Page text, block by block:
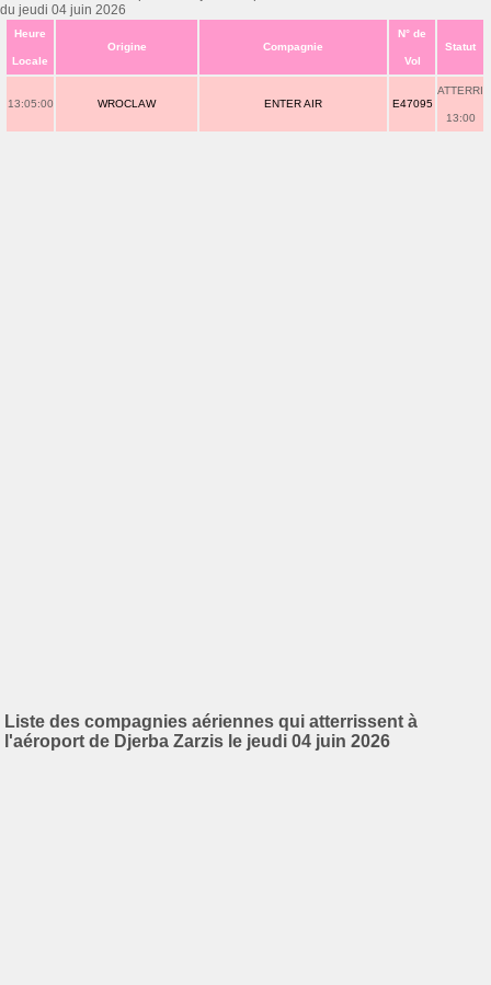
du jeudi 04 juin 2026
Heure
Locale
Origine Compagnie
N° de
Vol
Statut
13:05:00 WROCLAW ENTER AIR E47095
ATTERRI
13:00
Liste des compagnies aériennes qui atterrissent à
l'aéroport de Djerba Zarzis le jeudi 04 juin 2026